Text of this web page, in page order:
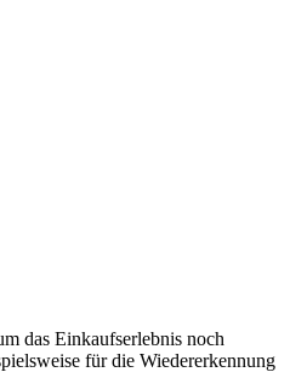
das Einkaufserlebnis noch
für die Wiedererkennung